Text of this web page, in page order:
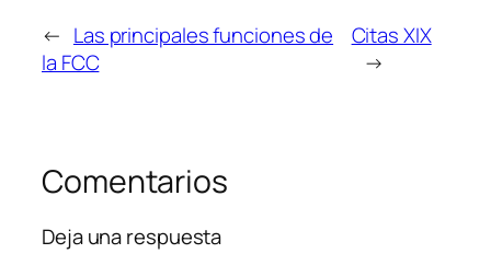
← Las principales funciones de
la FCC
Citas XIX
→
Comentarios
Deja una respuesta